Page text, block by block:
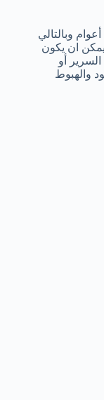
وبالتالي
ان يكون
أو
والهبوط